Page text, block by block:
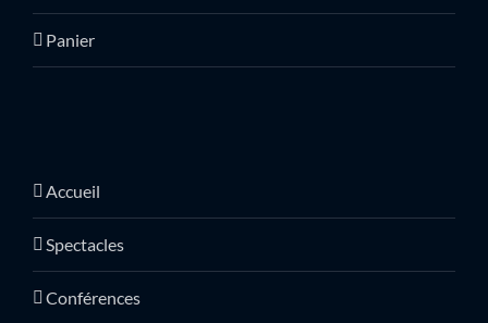
Panier
Accueil
Spectacles
Conférences